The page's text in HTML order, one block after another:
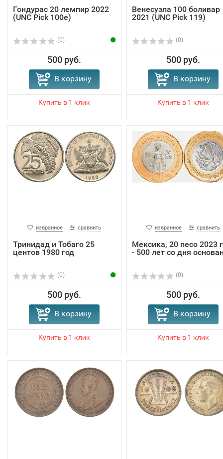
Гондурас 20 лемпир 2022
(UNC Pick 100e)
(0)
500 руб.
В корзину
Венесуэла 100 боливар
2021 (UNC Pick 119)
(0)
500 руб.
В корзину
избранное сравнить
Тринидад и Тобаго 25
центов 1980 год
(0)
500 руб.
В корзину
избранное сравнить
Мексика, 20 песо 2023
- 500 лет со дня
(0)
500 руб.
В корзину